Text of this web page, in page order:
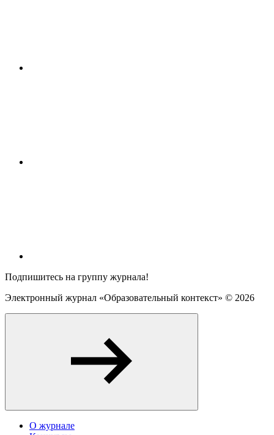
Подпишитесь на группу журнала!
Электронный журнал «Образовательный контекст» © 2026
О журнале